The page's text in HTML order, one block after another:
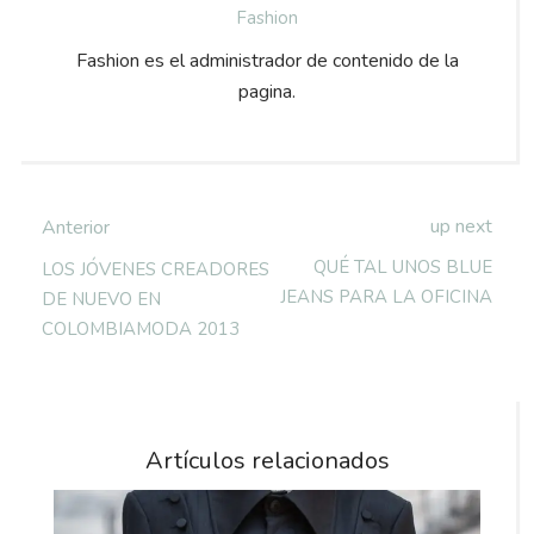
Fashion
Fashion es el administrador de contenido de la
pagina.
Anterior
LOS JÓVENES CREADORES
DE NUEVO EN
COLOMBIAMODA 2013
up next
QUÉ TAL UNOS BLUE
JEANS PARA LA OFICINA
Artículos relacionados